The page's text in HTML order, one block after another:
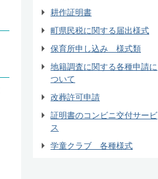
耕作証明書
町県民税に関する届出様式
保育所申し込み 様式類
地籍調査に関する各種申請に
ついて
改葬許可申請
証明書のコンビニ交付サービ
ス
学童クラブ 各種様式